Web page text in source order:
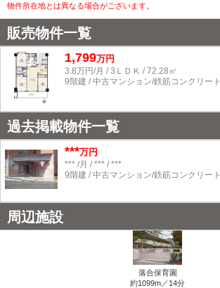
物件所在地とは異なる場合がございます。
販売物件一覧
1,799万円
3.8万円/月 / 3ＬＤＫ / 72.28㎡
9階建 / 中古マンション/鉄筋コンクリート
過去掲載物件一覧
***万円
*** /月 / *** / ***
9階建 / 中古マンション/鉄筋コンクリート
周辺施設
落合保育園
約1099m／14分